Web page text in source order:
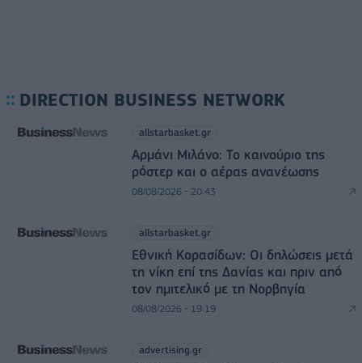
DIRECTION BUSINESS NETWORK
allstarbasket.gr
Αρμάνι Μιλάνο: Το καινούριο της
ρόστερ και ο αέρας ανανέωσης
08/08/2026 - 20:43
allstarbasket.gr
Εθνική Κορασίδων: Οι δηλώσεις μετά
τη νίκη επί της Δανίας και πριν από
τον ημιτελικό με τη Νορβηγία
08/08/2026 - 19:19
advertising.gr